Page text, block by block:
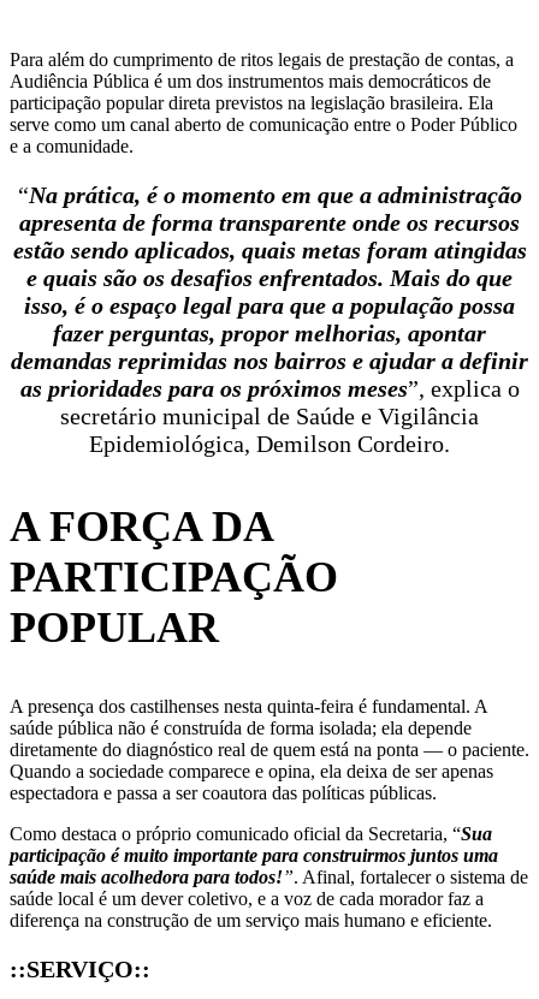
Para além do cumprimento de ritos legais de prestação de contas, a
Audiência Pública é um dos instrumentos mais democráticos de
participação popular direta previstos na legislação brasileira. Ela
serve como um canal aberto de comunicação entre o Poder Público
e a comunidade.
“Na prática, é o momento em que a administração
apresenta de forma transparente onde os recursos
estão sendo aplicados, quais metas foram atingidas
e quais são os desafios enfrentados. Mais do que
isso, é o espaço legal para que a população possa
fazer perguntas, propor melhorias, apontar
demandas reprimidas nos bairros e ajudar a definir
as prioridades para os próximos meses”, explica o
secretário municipal de Saúde e Vigilância
Epidemiológica, Demilson Cordeiro.
A FORÇA DA
PARTICIPAÇÃO
POPULAR
A presença dos castilhenses nesta quinta-feira é fundamental. A
saúde pública não é construída de forma isolada; ela depende
diretamente do diagnóstico real de quem está na ponta — o paciente.
Quando a sociedade comparece e opina, ela deixa de ser apenas
espectadora e passa a ser coautora das políticas públicas.
Como destaca o próprio comunicado oficial da Secretaria, “Sua
participação é muito importante para construirmos juntos uma
saúde mais acolhedora para todos!”. Afinal, fortalecer o sistema de
saúde local é um dever coletivo, e a voz de cada morador faz a
diferença na construção de um serviço mais humano e eficiente.
::SERVIÇO::